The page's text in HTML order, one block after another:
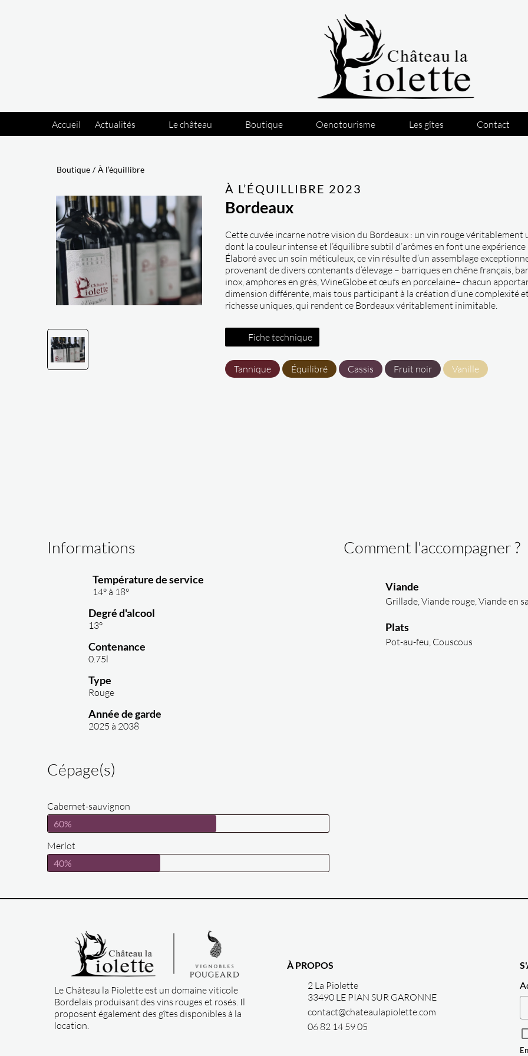
Accueil Actualités Le château Boutique Oenotourisme Les gîtes Contact
Boutique / À l’équillibre
À L’ÉQUILLIBRE 2023
Bordeaux
Cette cuvée incarne notre vision du Bordeaux : un vin rouge véritablement
dont la couleur intense et l’équilibre subtil d’arômes en font une expérience
Élaboré avec un soin méticuleux, ce vin résulte d’un assemblage
provenant de divers contenants d’élevage – barriques en chêne français,
inox, amphores en grès, WineGlobe et œufs en porcelaine– chacun
dimension différente, mais tous participant à la création d’une complexité
richesse uniques, qui rendent ce Bordeaux véritablement inimitable.
Fiche technique
Tannique Équilibré Cassis Fruit noir Vanille
Informations
Température de service
14° à 18°
Degré d'alcool
13°
Contenance
0.75l
Type
Rouge
Année de garde
2025 à 2038
Cépage(s)
Cabernet-sauvignon
60%
Merlot
40%
Comment l'accompagner ?
Viande
Grillade, Viande rouge, Viande en
Plats
Pot-au-feu, Couscous
Le Château la Piolette est un domaine viticole
Bordelais produisant des vins rouges et rosés. Il
proposent également des gîtes disponibles à la
location.
À PROPOS
2 La Piolette
33490 LE PIAN SUR GARONNE
contact@chateaulapiolette.com
06 82 14 59 05